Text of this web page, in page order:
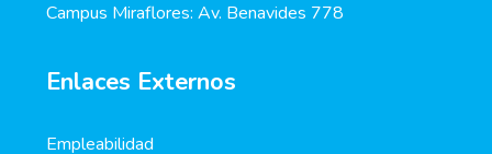
Campus Miraflores: Av. Benavides 778
Enlaces Externos
Empleabilidad